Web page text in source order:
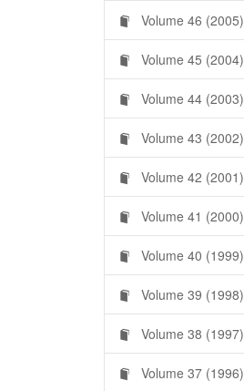
Volume 46 (2005)
Volume 45 (2004)
Volume 44 (2003)
Volume 43 (2002)
Volume 42 (2001)
Volume 41 (2000)
Volume 40 (1999)
Volume 39 (1998)
Volume 38 (1997)
Volume 37 (1996)